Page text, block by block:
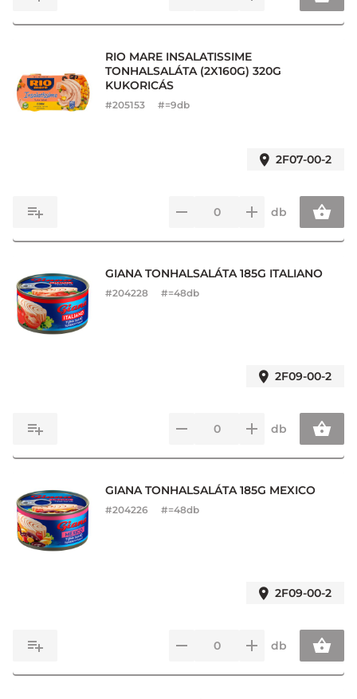
RIO MARE INSALATISSIME
TONHALSALÁTA (2X160G) 320G
KUKORICÁS
#205153 #=9db
2F07-00-2
db
GIANA TONHALSALÁTA 185G ITALIANO
#204228 #=48db
2F09-00-2
db
GIANA TONHALSALÁTA 185G MEXICO
#204226 #=48db
2F09-00-2
db